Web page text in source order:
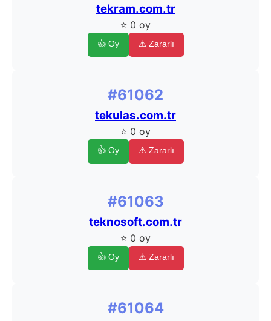
tekram.com.tr
⭐ 0 oy
👍 Oy ⚠️ Zararlı
#61062
tekulas.com.tr
⭐ 0 oy
👍 Oy ⚠️ Zararlı
#61063
teknosoft.com.tr
⭐ 0 oy
👍 Oy ⚠️ Zararlı
#61064